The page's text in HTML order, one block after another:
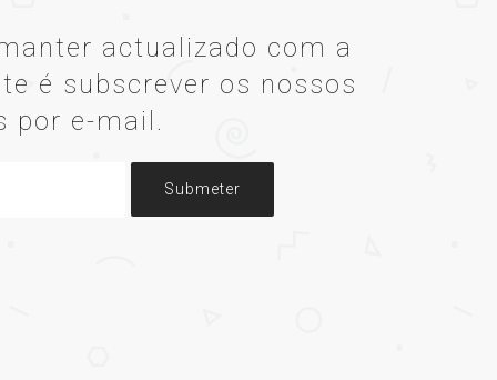
actualizado com a
é subscrever os nossos
por e-mail.
Submeter